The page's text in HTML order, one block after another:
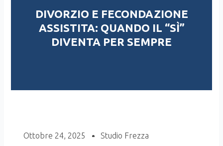
DIVORZIO E FECONDAZIONE
ASSISTITA: QUANDO IL “SÌ”
DIVENTA PER SEMPRE
Ottobre 24, 2025 Studio Frezza